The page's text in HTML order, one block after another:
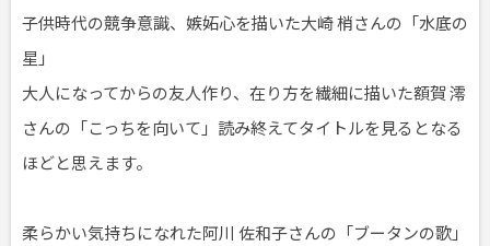
子供時代の競争意識、嫉妬心を描いた大崎 梢さんの「水底の
星」
大人になってからの友人作り、在り方を繊細に描いた額賀 澪
さんの「こっちを向いて」読み終えてタイトルを見るとなる
ほどと思えます。
柔らかい気持ちになれた阿川 佐和子さんの「ブータンの歌」